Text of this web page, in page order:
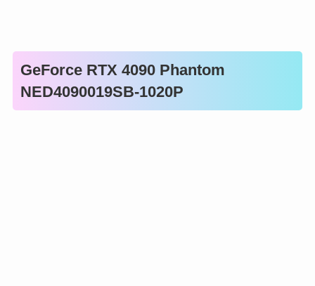
GeForce RTX 4090 Phantom
NED4090019SB-1020P